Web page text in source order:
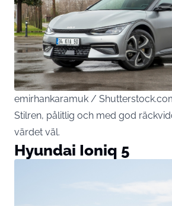
emirhankaramuk /
Stilren, pålitlig och med god
värdet väl.
Hyundai Ioniq 5